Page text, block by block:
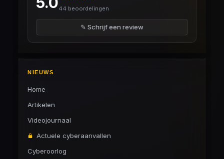
44 beoordelingen
✎ Schrijf een review
NIEUWS
Home
Artikelen
Videojournaal
Actuele cyberaanvallen
Cyberoorlog